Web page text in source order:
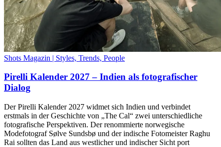
Shots Magazin | Styles, Trends, People
Pirelli Kalender 2027 – Indien als fotografischer
Dialog
Der Pirelli Kalender 2027 widmet sich Indien und verbindet
erstmals in der Geschichte von „The Cal“ zwei unterschiedliche
fotografische Perspektiven. Der renommierte norwegische
Modefotograf Sølve Sundsbø und der indische Fotomeister Raghu
Rai sollten das Land aus westlicher und indischer Sicht port